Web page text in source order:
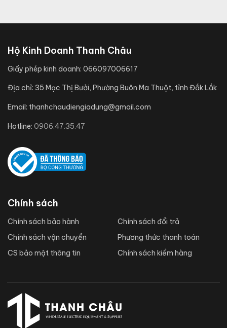
Hộ Kinh Doanh Thanh Châu
Giấy phép kinh doanh: 066097006617
Địa chỉ: 35 Mạc Thị Bưởi, Phường Buôn Ma Thuột, tỉnh Đắk Lắk
Email: thanhchaudiengiadung@gmail.com
Hotline: 0906.47.35.47
Chính sách
Chính sách bảo hành
Chính sách vận chuyển
CS bảo mật thông tin
Chính sách đổi trả
Phương thức thanh toán
Chính sách kiểm hàng